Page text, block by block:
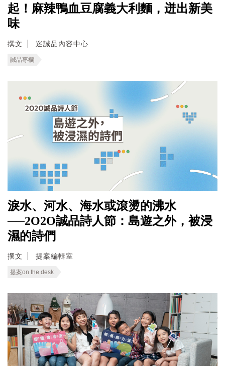
起！麻辣鴨血豆腐義大利麵，迸出新美
味
撰文 迷誠品內容中心
誠品專欄
淚水、河水、海水或滾燙的沸水
──2O2O誠品詩人節：島遊之外，被浸
濕的詩們
撰文 提案編輯室
提案on the desk